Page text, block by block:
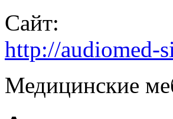
Сайт:
http://audiomed-
Медицинские